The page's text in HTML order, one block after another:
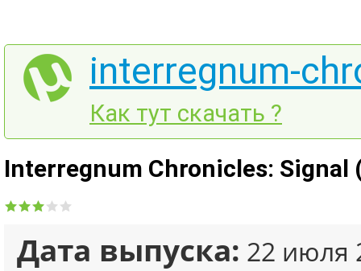
interregnum-
Как тут скачать ?
Interregnum Chronicles: Signal
Дата выпуска: 22 июля